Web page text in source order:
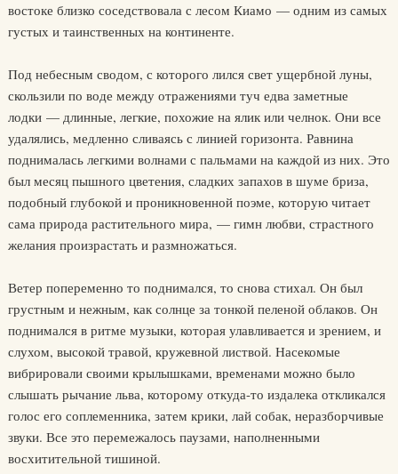
востоке близко соседствовала с лесом Киамо — одним из самых
густых и таинственных на континенте.
Под небесным сводом, с которого лился свет ущербной луны,
скользили по воде между отражениями туч едва заметные
лодки — длинные, легкие, похожие на ялик или челнок. Они все
удалялись, медленно сливаясь с линией горизонта. Равнина
поднималась легкими волнами с пальмами на каждой из них. Это
был месяц пышного цветения, сладких запахов в шуме бриза,
подобный глубокой и проникновенной поэме, которую читает
сама природа растительного мира, — гимн любви, страстного
желания произрастать и размножаться.
Ветер попеременно то поднимался, то снова стихал. Он был
грустным и нежным, как солнце за тонкой пеленой облаков. Он
поднимался в ритме музыки, которая улавливается и зрением, и
слухом, высокой травой, кружевной листвой. Насекомые
вибрировали своими крылышками, временами можно было
слышать рычание льва, которому откуда-то издалека откликался
голос его соплеменника, затем крики, лай собак, неразборчивые
звуки. Все это перемежалось паузами, наполненными
восхитительной тишиной.